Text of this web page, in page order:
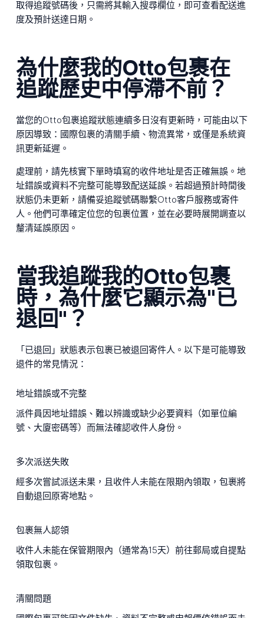
取得追蹤號碼後，只需將其輸入搜尋欄位，即可查看配送進
度及預計送達日期。
為什麼我的Otto包裹在
追蹤歷史中停滯不前？
當您的Otto包裹追蹤狀態連續多日沒有更新時，可能由以下
原因導致：國際包裹的清關手續、物流異常，或僅是系統資
訊更新延遲。
處理前，請先核實下單時填寫的收件地址是否正確無誤。地
址錯誤或資料不完整可能導致配送延誤。若超過預計時間後
狀態仍未更新，請備妥追蹤號碼聯繫Otto客戶服務或寄件
人。他們可準確定位您的包裹位置，並在必要時展開調查以
釐清延誤原因。
當我追蹤我的Otto包裹
時，為什麼它顯示為"已
退回"？
「已退回」狀態表示包裹已被退回寄件人。以下是可能導致
退件的常見情況：
地址錯誤或不完整
派件員因地址錯誤、難以辨識或缺少必要資料（如單位編
號、大廈密碼等）而無法確認收件人身份。
多次派送失敗
經多次嘗試派送未果，且收件人未能在限期內領取，包裹將
自動退回原寄地點。
包裹無人認領
收件人未能在保管期限內（通常為15天）前往郵局或自提點
領取包裹。
清關問題